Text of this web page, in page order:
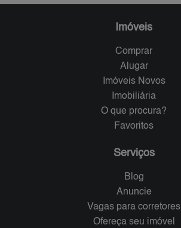
Imóveis
Comprar
Alugar
Imóveis Novos
Imobiliária
O que procura?
Favoritos
Serviços
Blog
Anuncie
Vagas para corretores
Ofereça seu imóvel